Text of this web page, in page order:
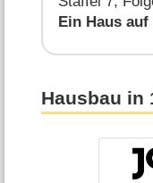
Ein Haus
Hausbau in